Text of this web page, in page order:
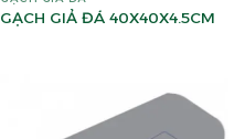
GẠCH GIẢ ĐÁ 40X40X4.5CM